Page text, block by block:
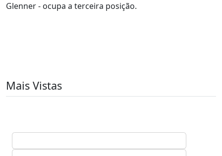
Glenner - ocupa a terceira posição.
Mais Vistas